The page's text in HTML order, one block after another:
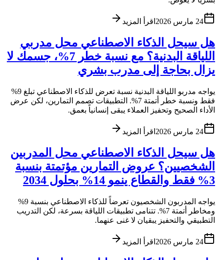
24 مارس 2026 اقرأ المزيد
هل سيحل الذكاء الاصطناعي محل مدربي
اللياقة البدنية؟ مع نسبة خطر 7%، جسمك لا
يزال بحاجة إلى مدرب بشري
يواجه مدربو اللياقة البدنية نسبة تعرض للذكاء الاصطناعي تبلغ 9%
فقط ونسبة خطر أتمتة 7%. التطبيقات تصمم التمارين، لكن عرض
الأداء الصحيح وتحفيز العملاء يبقى إنسانياً بعمق.
24 مارس 2026 اقرأ المزيد
هل سيحل الذكاء الاصطناعي محل المدربين
الشخصيين؟ عروض التمارين مؤتمتة بنسبة
3% فقط والقطاع ينمو 14% بحلول 2034
يواجه المدربون الشخصيون تعرضاً للذكاء الاصطناعي بنسبة 9%
ومخاطر أتمتة 7%. تتنامى تطبيقات اللياقة بسرعة، لكن التدريب
التطبيقي والتحفيز يبقيان لا غنى عنهما.
24 مارس 2026 اقرأ المزيد